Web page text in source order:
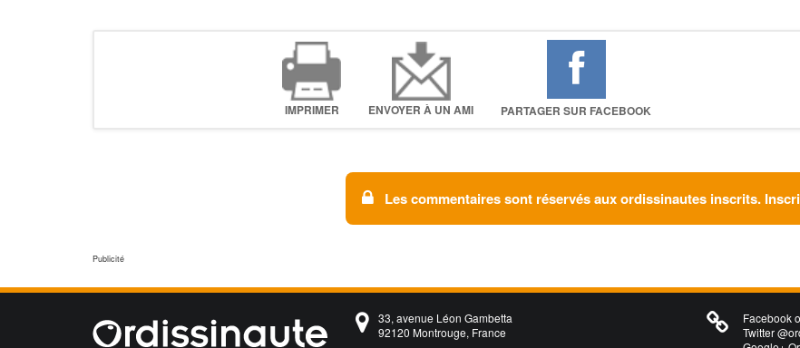
IMPRIMER ENVOYER À UN AMI PARTAGER SUR FACEBOOK
Les commentaires sont réservés aux ordissinautes inscrits.
33, avenue Léon Gambetta
92120 Montrouge, France
Facebook
Twitter